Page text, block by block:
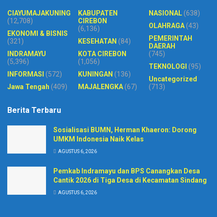
CIAYUMAJAKUNING
(12,708)
EKONOMI & BISNIS
(321)
INDRAMAYU
(5,396)
INFORMASI (572)
Jawa Tengah (409)
KABUPATEN
CIREBON
(6,136)
KESEHATAN (84)
KOTA CIREBON
(1,056)
KUNINGAN (136)
MAJALENGKA(67)
NASIONAL(638)
OLAHRAGA(43)
PEMERINTAH
DAERAH
(745)
TEKNOLOGI (95)
Uncategorized
(713)
Berita Terbaru
Sosialisasi BUMN, Herman Khaeron: Dorong
UMKM Indonesia Naik Kelas
AGUSTUS 6, 2026
Pemkab Indramayu dan BPS Canangkan Desa
Cantik 2026 di Tiga Desa di Kecamatan Sindang
AGUSTUS 6, 2026